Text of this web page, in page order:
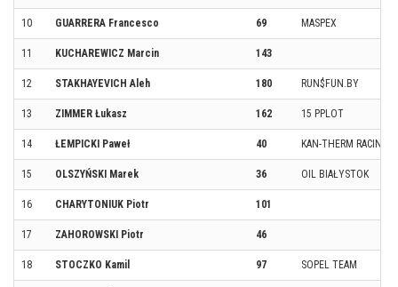
10 GUARRERA Francesco 69 MASPEX
11 KUCHAREWICZ Marcin 143
12 STAKHAYEVICH Aleh 180 RUN$FUN.BY
13 ZIMMER Łukasz 162 15 PPLOT
14 ŁEMPICKI Paweł 40 KAN-THERM RACING
15 OLSZYŃSKI Marek 36 OIL BIAŁYSTOK
16 CHARYTONIUK Piotr 101
17 ZAHOROWSKI Piotr 46
18 STOCZKO Kamil 97 SOPEL TEAM